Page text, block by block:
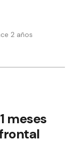
2 años
meses